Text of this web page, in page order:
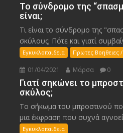
Το σύνδρομο της
είναι;
Τι είναι το σύνδρομο της
σκύλους; Πότε και γιατί
Εγκυκλοπαιδεια Πρωτες Βοηθειες /
01/04/2021 Μάρσα 0
Γιατί σηκώνει το
σκύλος;
Το σήκωμα του μπροστινού
μια έκφραση που συχνά
Εγκυκλοπαιδεια